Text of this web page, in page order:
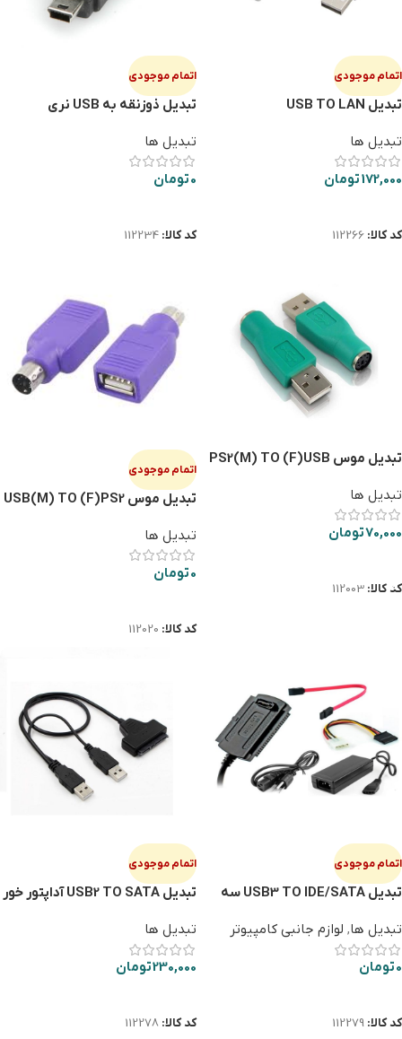
اتمام موجودی
تبدیل USB TO LAN
تبدیل ها
172,000تومان
کد کالا: 112266
اتمام موجودی
تبدیل ذوزنقه به USB نری
تبدیل ها
0تومان
کد کالا: 112234
تبدیل موس PS2(M) TO (F)USB
تبدیل ها
70,000تومان
کد کالا: 112003
اتمام موجودی
تبدیل موس USB(M) TO (F)PS2
تبدیل ها
0تومان
کد کالا: 112020
اتمام موجودی
تبدیل USB3 TO IDE/SATA سه
تبدیل ها, لوازم جانبی کامپیوتر
0تومان
کد کالا: 112279
اتمام موجودی
تبديل USB2 TO SATA آداپتور خور
تبدیل ها
230,000تومان
کد کالا: 112278